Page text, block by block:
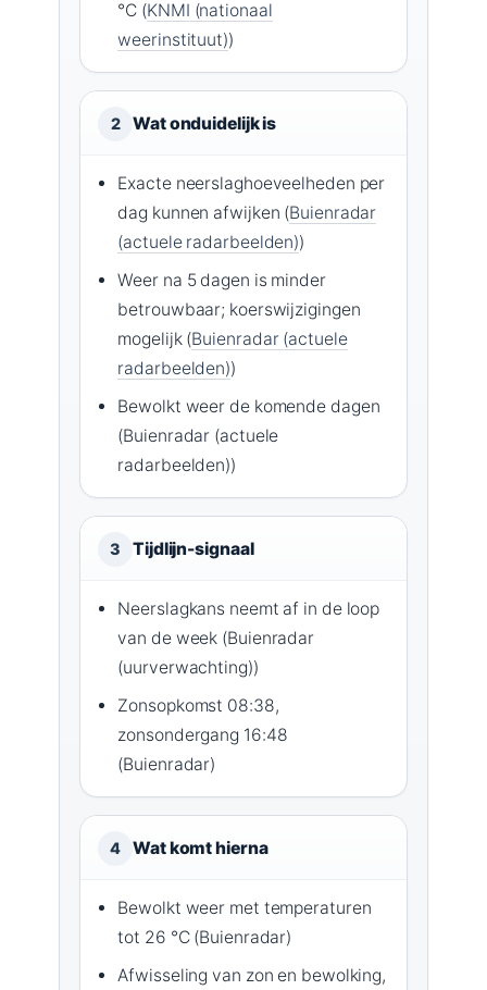
°C (KNMI (nationaal
weerinstituut))
2 Wat onduidelijk is
Exacte neerslaghoeveelheden per
dag kunnen afwijken (Buienradar
(actuele radarbeelden))
Weer na 5 dagen is minder
betrouwbaar; koerswijzigingen
mogelijk (Buienradar (actuele
radarbeelden))
Bewolkt weer de komende dagen
(Buienradar (actuele
radarbeelden))
3 Tijdlijn-signaal
Neerslagkans neemt af in de loop
van de week (Buienradar
(uurverwachting))
Zonsopkomst 08:38,
zonsondergang 16:48
(Buienradar)
4 Wat komt hierna
Bewolkt weer met temperaturen
tot 26 °C (Buienradar)
Afwisseling van zon en bewolking,